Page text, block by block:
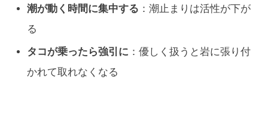
潮が動く時間に集中する ：潮止まりは活性が下が
る
タコが乗ったら強引に ：優しく扱うと岩に張り付
かれて取れなくなる